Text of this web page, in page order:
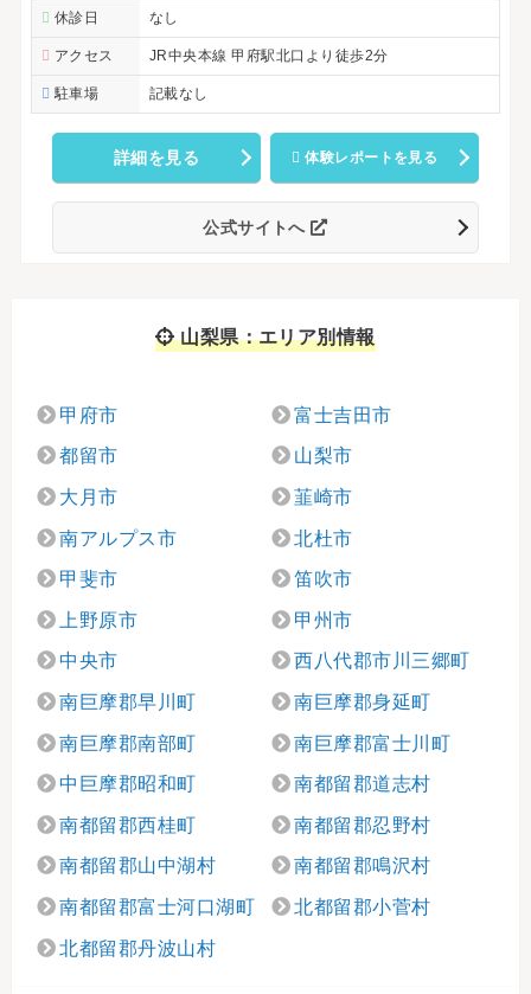
休診日 なし
アクセス JR中央本線 甲府駅北口より徒歩2分
駐車場 記載なし
詳細を見る 体験レポートを見る
公式サイトへ
山梨県：エリア別情報
甲府市 富士吉田市
都留市 山梨市
大月市 韮崎市
南アルプス市 北杜市
甲斐市 笛吹市
上野原市 甲州市
中央市 西八代郡市川三郷町
南巨摩郡早川町 南巨摩郡身延町
南巨摩郡南部町 南巨摩郡富士川町
中巨摩郡昭和町 南都留郡道志村
南都留郡西桂町 南都留郡忍野村
南都留郡山中湖村 南都留郡鳴沢村
南都留郡富士河口湖町 北都留郡小菅村
北都留郡丹波山村